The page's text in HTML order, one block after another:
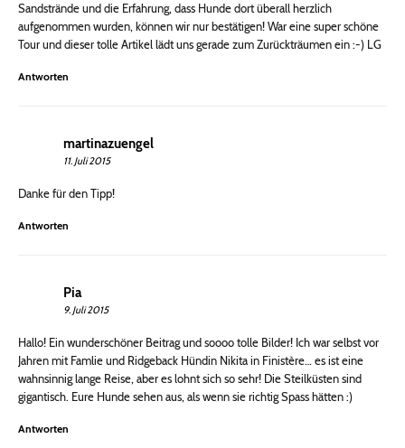
Sandstrände und die Erfahrung, dass Hunde dort überall herzlich
aufgenommen wurden, können wir nur bestätigen! War eine super schöne
Tour und dieser tolle Artikel lädt uns gerade zum Zurückträumen ein :-) LG
Antworten
martinazuengel
11. Juli 2015
Danke für den Tipp!
Antworten
Pia
9. Juli 2015
Hallo! Ein wunderschöner Beitrag und soooo tolle Bilder! Ich war selbst vor
Jahren mit Famlie und Ridgeback Hündin Nikita in Finistère… es ist eine
wahnsinnig lange Reise, aber es lohnt sich so sehr! Die Steilküsten sind
gigantisch. Eure Hunde sehen aus, als wenn sie richtig Spass hätten :)
Antworten